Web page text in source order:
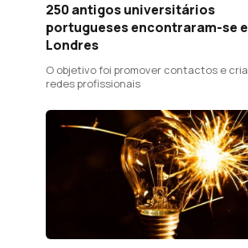
250 antigos universitários
portugueses encontraram-se
Londres
O objetivo foi promover contactos e
redes profissionais